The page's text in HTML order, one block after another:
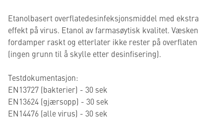
Etanolbasert overflatedesinfeksjonsmiddel med ekstra
effekt på virus. Etanol av farmasøytisk kvalitet. Væsken
fordamper raskt og etterlater ikke rester på overflaten
(ingen grunn til å skylle etter desinfisering).
Testdokumentasjon:
EN13727 (bakterier) - 30 sek
EN13624 (gjærsopp) - 30 sek
EN14476 (alle virus) - 30 sek